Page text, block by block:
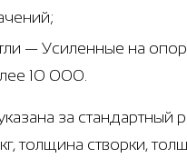
— Усиленные на
10 000.
за
толщина створки,